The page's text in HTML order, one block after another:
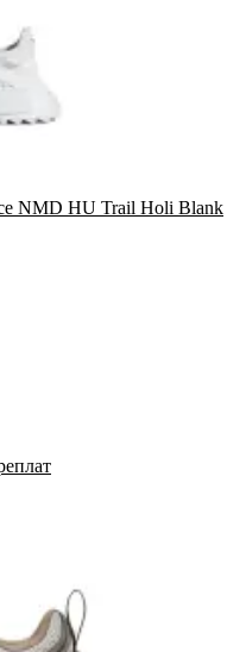
NMD HU Trail Holi Blank